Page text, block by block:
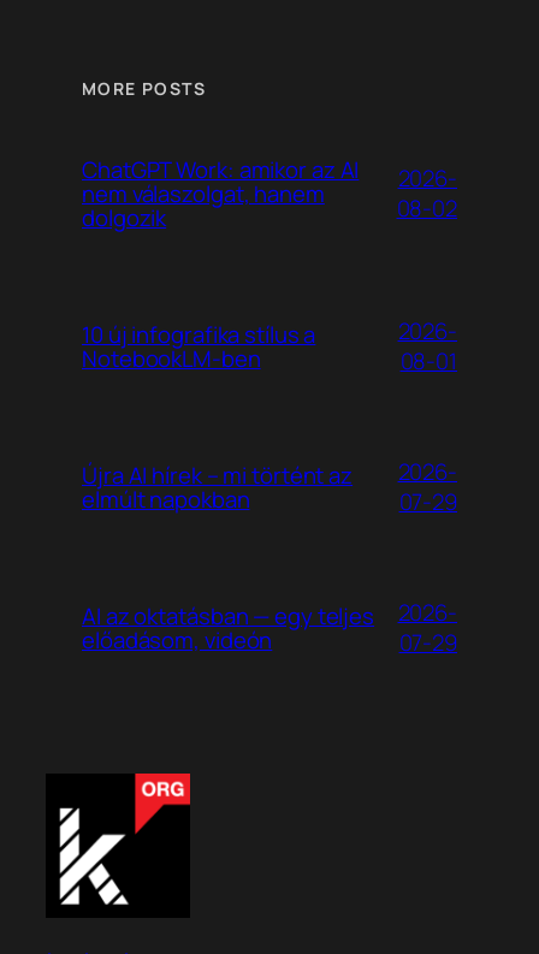
MORE POSTS
ChatGPT Work: amikor az AI
nem válaszolgat, hanem
dolgozik
2026-
08-02
10 új infografika stílus a
NotebookLM-ben
2026-
08-01
Újra AI hírek – mi történt az
elmúlt napokban
2026-
07-29
AI az oktatásban — egy teljes
előadásom, videón
2026-
07-29